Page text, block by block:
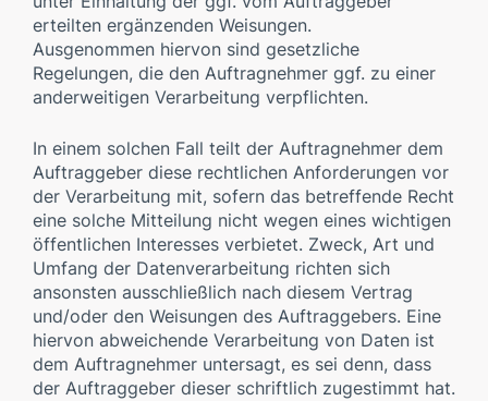
erteilten ergänzenden Weisungen.
Ausgenommen hiervon sind gesetzliche
Regelungen, die den Auftragnehmer ggf. zu einer
anderweitigen Verarbeitung verpflichten.
In einem solchen Fall teilt der Auftragnehmer dem
Auftraggeber diese rechtlichen Anforderungen vor
der Verarbeitung mit, sofern das betreffende Recht
eine solche Mitteilung nicht wegen eines wichtigen
öffentlichen Interesses verbietet. Zweck, Art und
Umfang der Datenverarbeitung richten sich
ansonsten ausschließlich nach diesem Vertrag
und/oder den Weisungen des Auftraggebers. Eine
hiervon abweichende Verarbeitung von Daten ist
dem Auftragnehmer untersagt, es sei denn, dass
der Auftraggeber dieser schriftlich zugestimmt hat.